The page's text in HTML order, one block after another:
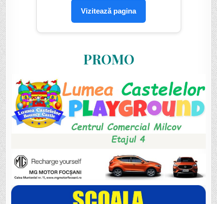
Vizitează pagina
PROMO